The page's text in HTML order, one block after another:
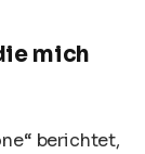
mich
berichtet,